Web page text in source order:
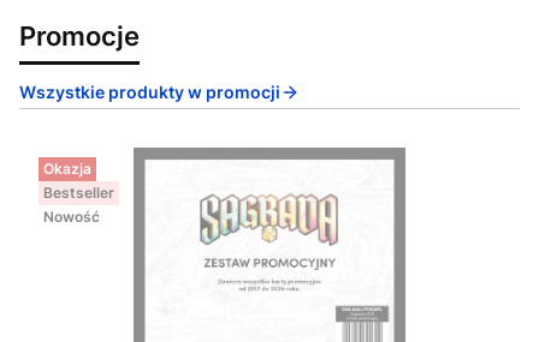
Promocje
Wszystkie produkty w promocji
Okazja
Bestseller
Nowość